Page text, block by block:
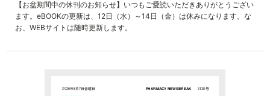
【お盆期間中の休刊のお知らせ】いつもご愛読いただきありがとうござい
ます。eBOOKの更新は、12日（水）～14日（金）は休みになります。な
お、WEBサイトは随時更新します。